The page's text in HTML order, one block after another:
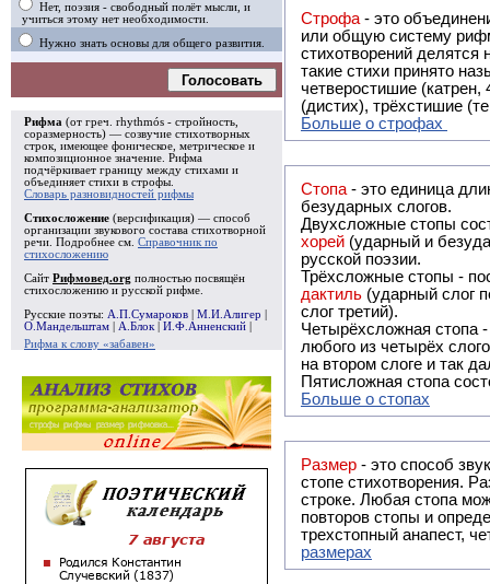
Нет, поэзия - свободный полёт мысли, и
учиться этому нет необходимости.
Нужно знать основы для общего развития.
Голосовать
Рифма (от греч. rhythmós - стройность,
соразмерность) — созвучие стихотворных
строк, имеющее фоническое, метрическое и
композиционное значение. Рифма
подчёркивает границу между стихами и
объединяет стихи в строфы
Словарь разновидностей рифмы
Стихосложение (версификация) — способ
организации звукового состава стихотворной
речи. Подробнее см. Справочник по
стихосложению
Сайт Рифмовед.org полностью посвящён
стихосложению и русской рифме.
Русские поэты: А.П.Сумароков М.И.Алигер
О.Мандельштам
А.Блок И.Ф.Анненский
Рифма к слову «забавен»
Строфа - это объединение двух
или общую систему рифм, и регулярно или периодически
стихотворений делятся на строфы и т.о. являются строфическими.
такие стихи принято называть астрофическими. Самая популярная строфа в русской поэзии -
четверостишие
(дистих), трёхстишие
Больше о строфах
Стопа - это единица
безударных слогов.
Двухсложные стопы
хорей (ударный и
русской поэзии.
Трёхсложные стопы -
дактиль (ударный слог
слог третий).
Четырёхсложная стопа
любого из четырёх
на втором слоге и так
Пятисложная стопа
Больше о стопах
Размер - это способ
стопе стихотворения.
строке. Любая стопа
повторов стопы и
трехстопный анапест,
размерах